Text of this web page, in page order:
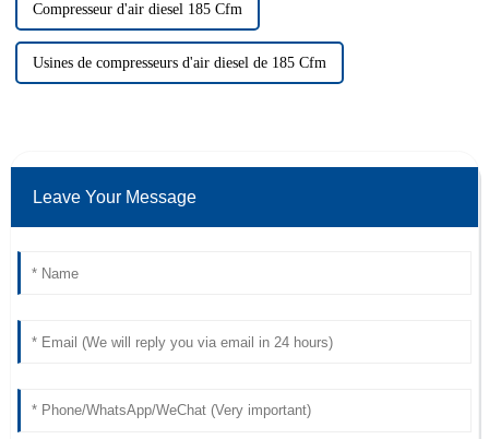
Compresseur d'air diesel 185 Cfm
Usines de compresseurs d'air diesel de 185 Cfm
Leave Your Message